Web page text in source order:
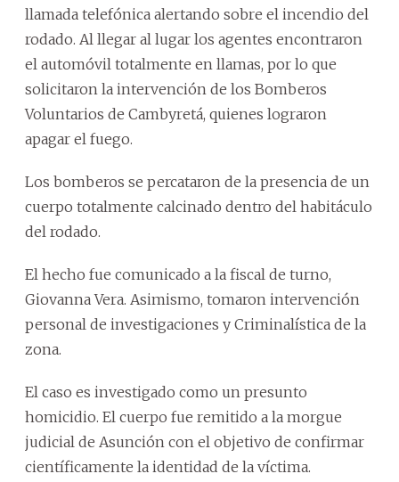
llamada telefónica alertando sobre el incendio del
rodado. Al llegar al lugar los agentes encontraron
el automóvil totalmente en llamas, por lo que
solicitaron la intervención de los Bomberos
Voluntarios de Cambyretá, quienes lograron
apagar el fuego.
Los bomberos se percataron de la presencia de un
cuerpo totalmente calcinado dentro del habitáculo
del rodado.
El hecho fue comunicado a la fiscal de turno,
Giovanna Vera. Asimismo, tomaron intervención
personal de investigaciones y Criminalística de la
zona.
El caso es investigado como un presunto
homicidio. El cuerpo fue remitido a la morgue
judicial de Asunción con el objetivo de confirmar
científicamente la identidad de la víctima.